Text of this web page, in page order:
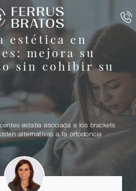
estética en
mejora su
sin cohibir su
estaba asociada a los brackets
alternativas a la ortodoncia